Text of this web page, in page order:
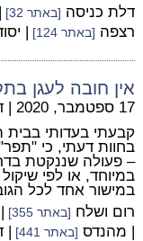
דלת כניסה [באתר 32]
רצפה [באתר 124] |
אין חובה לעגן
17 ספטמבר, 2020 |
קבעתי בעדותי
בחוות דעתי, כי "תפר"
– פעולה שננקטת
במיוחד, או לפי
במישור אחד לכל
רום ושלח [באתר 355]
| מהנדס [באתר 441] |